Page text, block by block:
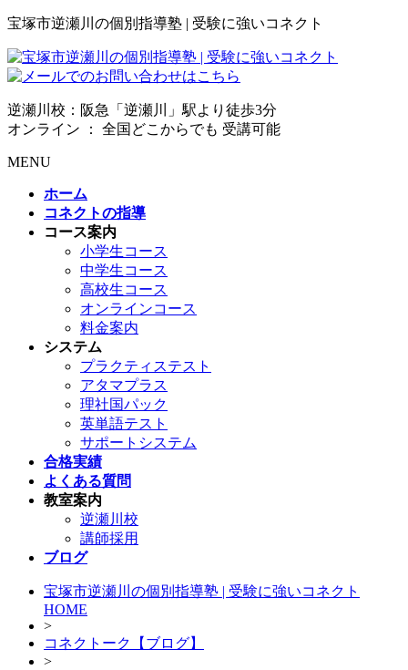
宝塚市逆瀬川の個別指導塾 | 受験に強いコネクト
逆瀬川校：阪急「逆瀬川」駅より徒歩3分
オンライン ： 全国どこからでも 受講可能
MENU
ホーム
コネクトの指導
コース案内
小学生コース
中学生コース
高校生コース
オンラインコース
料金案内
システム
プラクティステスト
アタマプラス
理社国パック
英単語テスト
サポートシステム
合格実績
よくある質問
教室案内
逆瀬川校
講師採用
ブログ
宝塚市逆瀬川の個別指導塾 | 受験に強いコネクト
HOME
>
コネクトーク【ブログ】
>